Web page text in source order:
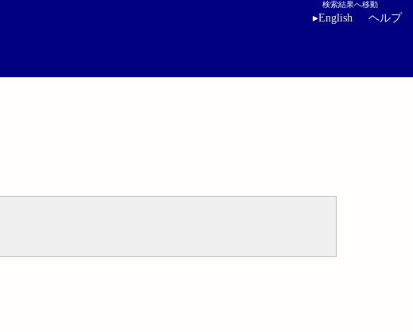
検索結果へ移動
▸English ヘルプ